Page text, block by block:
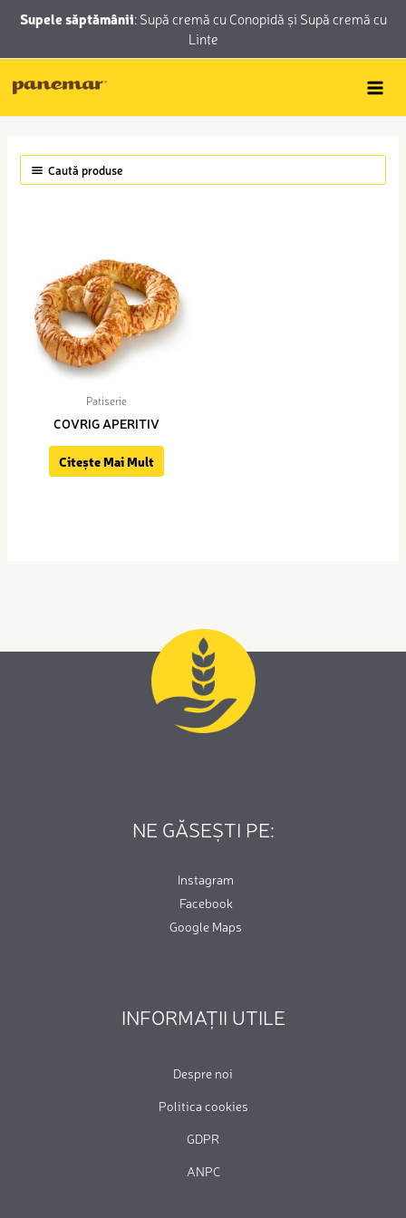
Supele săptămânii:Supă cremă cu Conopidă și Supă cremă cu
Linte
Caută produse
Patiserie
COVRIG APERITIV
Citește Mai Mult
NE GĂSEȘTI PE:
Instagram
Facebook
Google Maps
INFORMAȚII UTILE
Despre noi
Politica cookies
GDPR
ANPC